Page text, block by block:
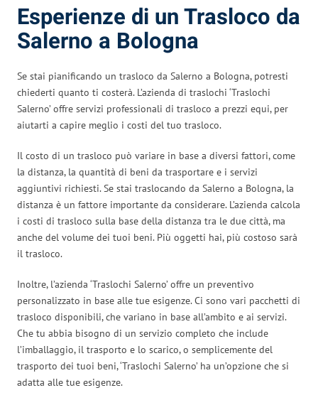
Esperienze di un Trasloco da
Salerno a Bologna
Se stai pianificando un trasloco da Salerno a Bologna, potresti
chiederti quanto ti costerà. L’azienda di traslochi ‘Traslochi
Salerno’ offre servizi professionali di trasloco a prezzi equi, per
aiutarti a capire meglio i costi del tuo trasloco.
Il costo di un trasloco può variare in base a diversi fattori, come
la distanza, la quantità di beni da trasportare e i servizi
aggiuntivi richiesti. Se stai traslocando da Salerno a Bologna, la
distanza è un fattore importante da considerare. L’azienda calcola
i costi di trasloco sulla base della distanza tra le due città, ma
anche del volume dei tuoi beni. Più oggetti hai, più costoso sarà
il trasloco.
Inoltre, l’azienda ‘Traslochi Salerno’ offre un preventivo
personalizzato in base alle tue esigenze. Ci sono vari pacchetti di
trasloco disponibili, che variano in base all’ambito e ai servizi.
Che tu abbia bisogno di un servizio completo che include
l’imballaggio, il trasporto e lo scarico, o semplicemente del
trasporto dei tuoi beni, ‘Traslochi Salerno’ ha un’opzione che si
adatta alle tue esigenze.